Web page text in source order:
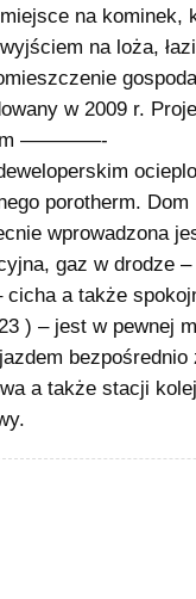
na kominek,
na loża,
w 2009 r.
————-
porotherm. Dom
wprowadzona
gaz w drodze
a także
) – jest w pewnej
bezpośrednio
a także stacji